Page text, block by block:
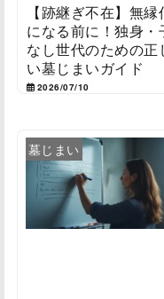
【跡継ぎ不在】無縁
になる前に！独身・
なし世代のための正
い墓じまいガイド
2026/07/10
墓じまい